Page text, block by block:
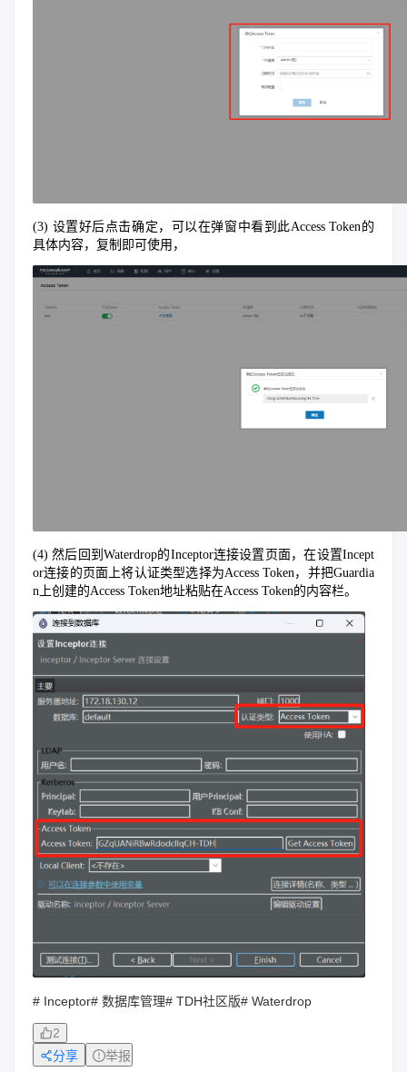
(3) 设置好后点击确定，可以在弹窗中看到此Access Token的
具体内容，复制即可使用，
(4) 然后回到Waterdrop的Inceptor连接设置页面，在设置Incept
or连接的页面上将认证类型选择为Access Token，并把Guardia
n上创建的Access Token地址粘贴在Access Token的内容栏。
# Inceptor# 数据库管理# TDH社区版# Waterdrop
2
分享
举报